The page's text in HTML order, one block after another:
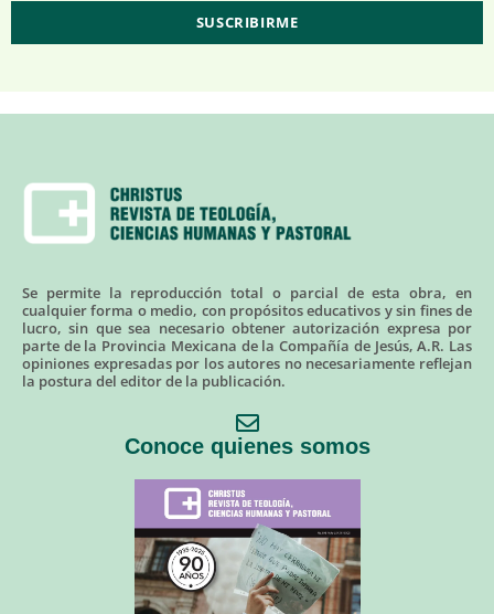
Se permite la reproducción total o parcial de esta obra, en
cualquier forma o medio, con propósitos educativos y sin fines de
lucro, sin que sea necesario obtener autorización expresa por
parte de la Provincia Mexicana de la Compañía de Jesús, A.R. Las
opiniones expresadas por los autores no necesariamente reflejan
la postura del editor de la publicación.
Conoce quienes somos